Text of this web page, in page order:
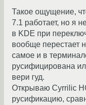
Такое ощущение,
7.1 работает, но я
в KDE при
вообще перестает
самое и в
русифицирована
вери гуд.
Открываю Cyrrilic
русификацию,